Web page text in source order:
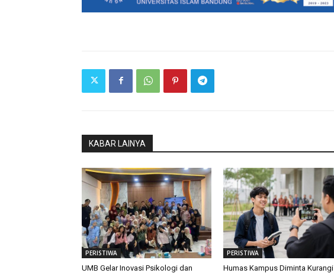
KABAR LAINYA
PERISTIWA
UMB Gelar Inovasi Psikologi dan
PERISTIWA
Humas Kampus Diminta Kurangi